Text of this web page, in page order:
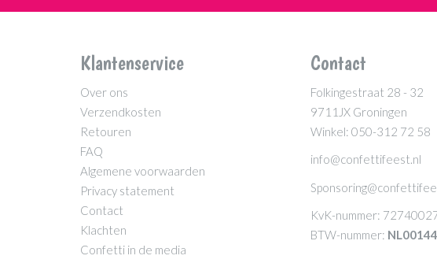
Klantenservice
Over ons
Verzendkosten
Retouren
FAQ
Algemene voorwaarden
Privacy statement
Contact
Klachten
Confetti in de media
Contact
Folkingestraat 28 - 32
9711JX Groningen
Winkel: 050-312 72 58
info@confettifeest.nl
KvK-nummer:
BTW-nummer: